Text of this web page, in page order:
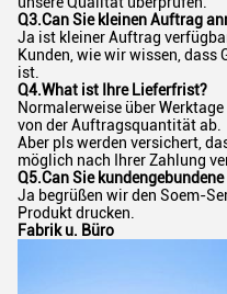
Q3.Can Sie kleinen Auftrag
Ja ist kleiner Auftrag
Kunden, wie wir wissen, dass
ist.
Q4.What ist Ihre Lieferfrist?
Normalerweise über
von der Auftragsquantität ab.
Aber pls werden versichert,
möglich nach Ihrer Zahlung
Q5.CanSie
Ja begrüßen wir den Soem-
Produkt drucken.
Fabrik u. Büro